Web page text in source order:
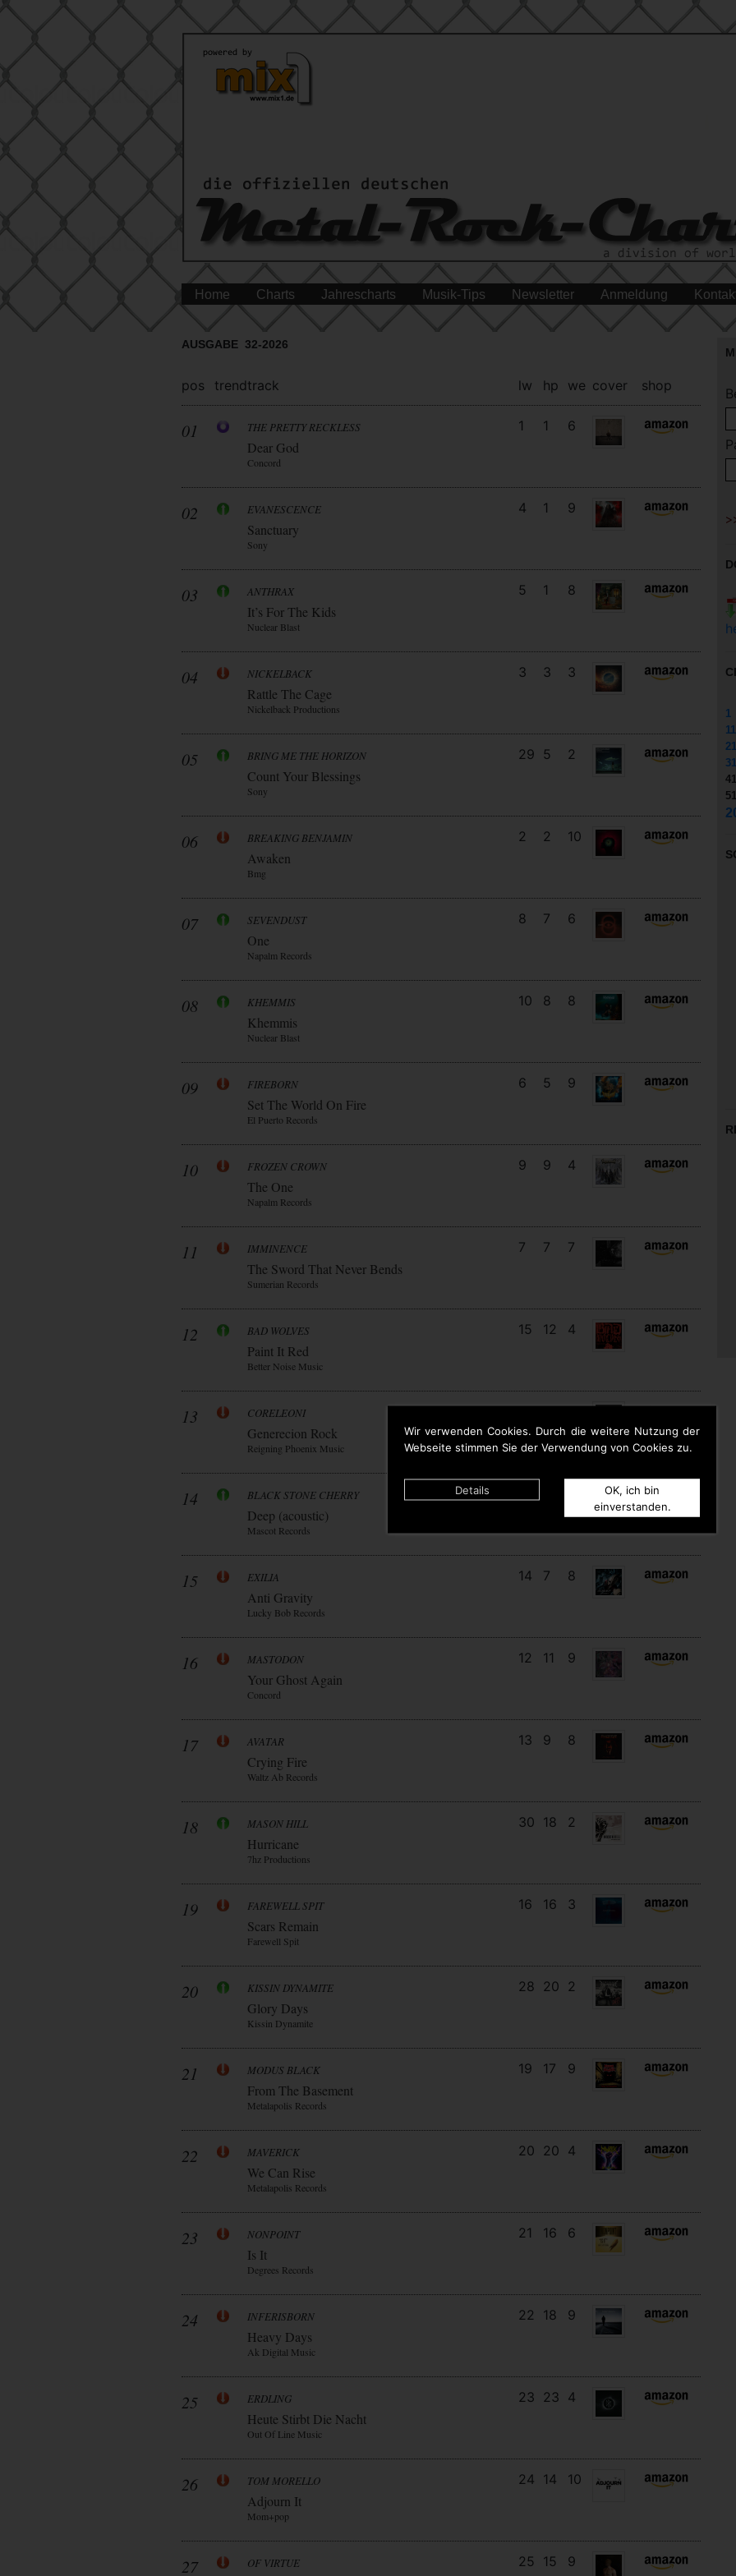
Wir verwenden Cookies. Durch die weitere Nutzung der
Webseite stimmen Sie der Verwendung von Cookies zu.
Details
OK, ich bin
einverstanden.
Home Charts Jahrescharts Musik-Tips Newsletter Anmeldung
AUSGABE 32-2026
pos trendtrack lw hp we cover shop
01 THE PRETTY RECKLESS
Dear God
Concord
1 1 6
02 EVANESCENCE
Sanctuary
Sony
4 1 9
03 ANTHRAX
It’s For The Kids
Nuclear Blast
5 1 8
04 NICKELBACK
Rattle The Cage
Nickelback Productions
3 3 3
05 BRING ME THE HORIZON
Count Your Blessings
Sony
29 5 2
06 BREAKING BENJAMIN
Awaken
Bmg
2 2 10
07 SEVENDUST
One
Napalm Records
8 7 6
08 KHEMMIS
Khemmis
Nuclear Blast
10 8 8
09 FIREBORN
Set The World On Fire
El Puerto Records
6 5 9
10 FROZEN CROWN
The One
Napalm Records
9 9 4
11 IMMINENCE
The Sword That Never Bends
Sumerian Records
7 7 7
12 BAD WOLVES
Paint It Red
Better Noise Music
15 12 4
13 CORELEONI
Generecion Rock
Reigning Phoenix Music
11 7 4
14 BLACK STONE CHERRY
Deep (acoustic)
Mascot Records
15 EXILIA
Anti Gravity
Lucky Bob Records
14 7 8
16 MASTODON
Your Ghost Again
Concord
12 11 9
17 AVATAR
Crying Fire
Waltz Ab Records
13 9 8
18 MASON HILL
Hurricane
7hz Productions
30 18 2
19 FAREWELL SPIT
Scars Remain
Farewell Spit
16 16 3
20 KISSIN DYNAMITE
Glory Days
Kissin Dynamite
28 20 2
21 MODUS BLACK
From The Basement
Metalapolis Records
19 17 9
22 MAVERICK
We Can Rise
Metalapolis Records
20 20 4
23 NONPOINT
Is It
Degrees Records
21 16 6
24 INFERISBORN
Heavy Days
Ak Digital Music
22 18 9
25 ERDLING
Heute Stirbt Die Nacht
Out Of Line Music
23 23 4
26 TOM MORELLO
Adjourn It
Mom+pop
24 14 10
27 OF VIRTUE 25 15 9
1
11
21
31
41
51